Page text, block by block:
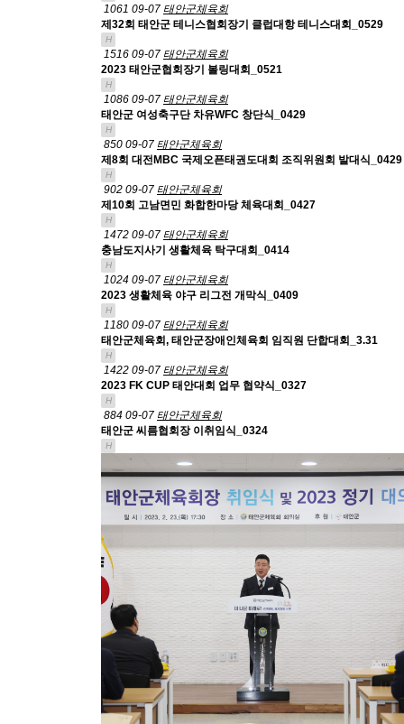
1061 09-07 태안군체육회
제32회 태안군 테니스협회장기 클럽대항 테니스대회_0529
H
1516 09-07 태안군체육회
2023 태안군협회장기 볼링대회_0521
H
1086 09-07 태안군체육회
태안군 여성축구단 차유WFC 창단식_0429
H
850 09-07 태안군체육회
제8회 대전MBC 국제오픈태권도대회 조직위원회 발대식_0429
H
902 09-07 태안군체육회
제10회 고남면민 화합한마당 체육대회_0427
H
1472 09-07 태안군체육회
충남도지사기 생활체육 탁구대회_0414
H
1024 09-07 태안군체육회
2023 생활체육 야구 리그전 개막식_0409
H
1180 09-07 태안군체육회
태안군체육회, 태안군장애인체육회 임직원 단합대회_3.31
H
1422 09-07 태안군체육회
2023 FK CUP 태안대회 업무 협약식_0327
H
884 09-07 태안군체육회
태안군 씨름협회장 이취임식_0324
H